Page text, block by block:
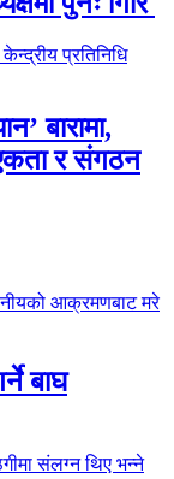
बारामा,
एकता र संगठन
बाघ